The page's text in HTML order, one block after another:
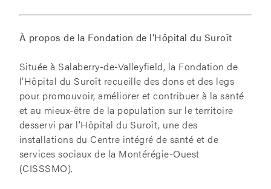
À propos de la Fondation de l’Hôpital du Suroît
Située à Salaberry-de-Valleyfield, la Fondation de
l’Hôpital du Suroît recueille des dons et des legs
pour promouvoir, améliorer et contribuer à la santé
et au mieux-être de la population sur le territoire
desservi par l’Hôpital du Suroît, une des
installations du Centre intégré de santé et de
services sociaux de la Montérégie-Ouest
(CISSSMO).